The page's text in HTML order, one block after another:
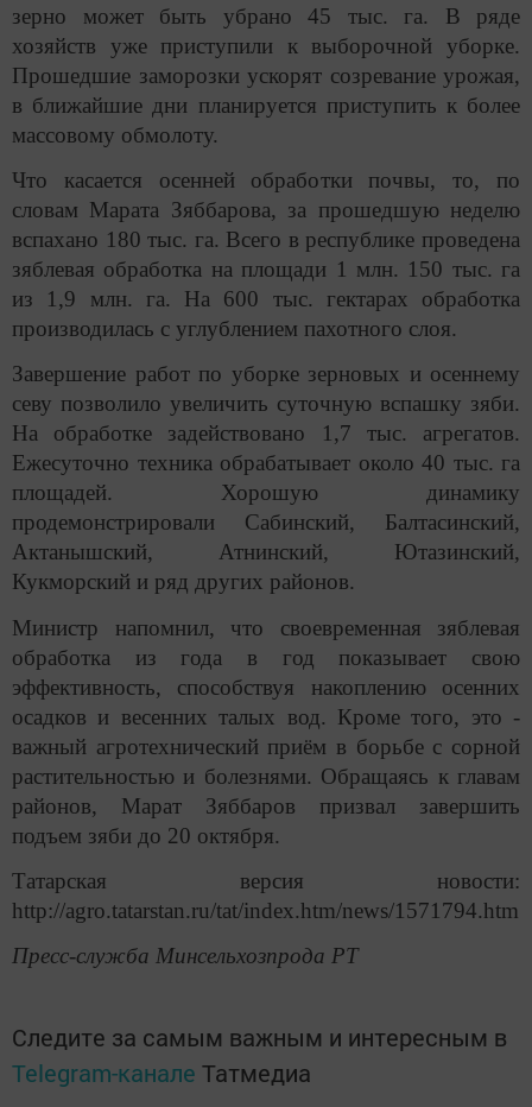
зерно может быть убрано 45 тыс. га. В ряде
хозяйств уже приступили к выборочной уборке.
Прошедшие заморозки ускорят созревание урожая,
в ближайшие дни планируется приступить к более
массовому обмолоту.
Что касается осенней обработки почвы, то, по
словам Марата Зяббарова, за прошедшую неделю
вспахано 180 тыс. га. Всего в республике проведена
зяблевая обработка на площади 1 млн. 150 тыс. га
из 1,9 млн. га. На 600 тыс. гектарах обработка
производилась с углублением пахотного слоя.
Завершение работ по уборке зерновых и осеннему
севу позволило увеличить суточную вспашку зяби.
На обработке задействовано 1,7 тыс. агрегатов.
Ежесуточно техника обрабатывает около 40 тыс. га
площадей. Хорошую динамику
продемонстрировали Сабинский, Балтасинский,
Актанышский, Атнинский, Ютазинский,
Кукморский и ряд других районов.
Министр напомнил, что своевременная зяблевая
обработка из года в год показывает свою
эффективность, способствуя накоплению осенних
осадков и весенних талых вод. Кроме того, это -
важный агротехнический приём в борьбе с сорной
растительностью и болезнями. Обращаясь к главам
районов, Марат Зяббаров призвал завершить
подъем зяби до 20 октября.
Татарская версия новости:
http://agro.tatarstan.ru/tat/index.htm/news/1571794.htm
Пресс-служба Минсельхозпрода РТ
Следите за самым важным и интересным в
Telegram-канале Татмедиа